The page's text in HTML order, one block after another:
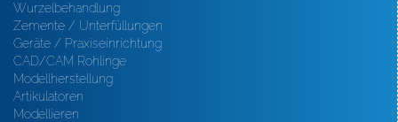
Wurzelbehandlung
Zemente / Unterfüllungen
Geräte / Praxiseinrichtung
CAD/CAM Rohlinge
Modellherstellung
Artikulatoren
Modellieren